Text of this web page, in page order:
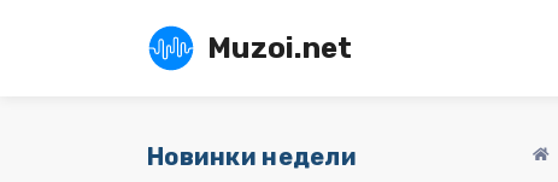
Muzoi.net
Новинки недели